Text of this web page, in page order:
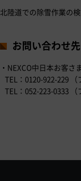
北陸道での除雪作業の
お問い合わせ先
・NEXCO中日本お客さ
TEL：0120-922-229 （
TEL：052-223-0333